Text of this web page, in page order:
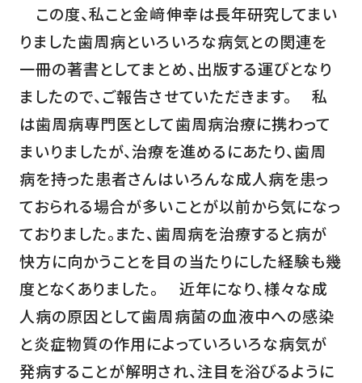
この度、私こと金﨑伸幸は長年研究してまい
りました歯周病といろいろな病気との関連を
一冊の著書としてまとめ、出版する運びとなり
ましたので、ご報告させていただきます。 私
は歯周病専門医として歯周病治療に携わって
まいりましたが、治療を進めるにあたり、歯周
病を持った患者さんはいろんな成人病を患っ
ておられる場合が多いことが以前から気になっ
ておりました。また、歯周病を治療すると病が
快方に向かうことを目の当たりにした経験も幾
度となくありました。 近年になり、様々な成
人病の原因として歯周病菌の血液中への感染
と炎症物質の作用によっていろいろな病気が
発病することが解明され、注目を浴びるように